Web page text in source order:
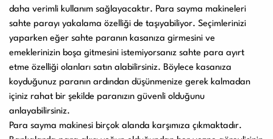
daha verimli kullanım sağlayacaktır. Para sayma makineleri
sahte parayı yakalama özelliği de taşıyabiliyor. Seçimlerinizi
yaparken eğer sahte paranın kasanıza girmesini ve
emeklerinizin boşa gitmesini istemiyorsanız sahte para ayırt
etme özelliği olanları satın alabilirsiniz. Böylece kasanıza
koyduğunuz paranın ardından düşünmenize gerek kalmadan
içiniz rahat bir şekilde paranızın güvenli olduğunu
anlayabilirsiniz.
Para sayma makinesi birçok alanda karşımıza çıkmaktadır.